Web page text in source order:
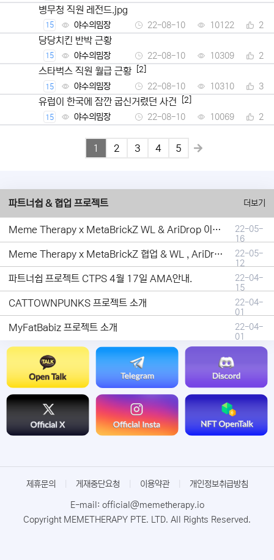
병무청 직원 레전드.jpg
15 야수의밈장 22-08-10 10122 2
당당치킨 반박 근황
15 야수의밈장 22-08-10 10309 2
스타벅스 직원 월급 근황 [2]
15 야수의밈장 22-08-10 10310 3
유럽이 한국에 잠깐 굽신거렸던 사건 [2]
15 야수의밈장 22-08-10 10069 2
1 2 3 4 5
파트너쉽 & 협업 프로젝트 더보기
Meme Therapy x MetaBrickZ WL & AriDrop 이벤트 결과안내!
22-05-
16
Meme Therapy x MetaBrickZ 협업 & WL , AriDrop 이벤트 안내
22-05-
12
파트너쉽 프로젝트 CTPS 4월 17일 AMA안내.
22-04-
15
CATTOWNPUNKS 프로젝트 소개
22-04-
01
MyFatBabiz 프로젝트 소개
22-04-
01
제휴문의 게재중단요청 이용약관 개인정보취급방침
E-mail: official@memetherapy.io
Copyright MEMETHERAPY PTE. LTD. All Rights Reserved.